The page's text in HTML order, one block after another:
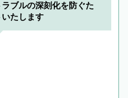
ラブルの深刻化を防ぐた
たします